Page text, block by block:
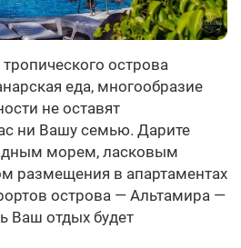
острова
еда, многообразие
не оставят
ни Вашу семью. Дарите
морем, ласковым
размещения в апартаментах
острова — Альтамира —
Ваш отдых будет